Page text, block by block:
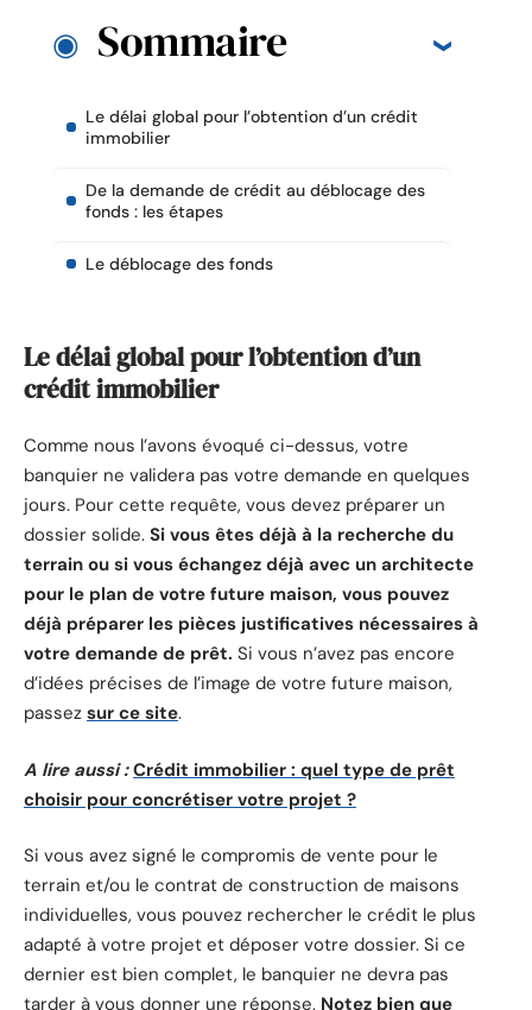
Sommaire
Le délai global pour l’obtention d’un crédit
immobilier
De la demande de crédit au déblocage des
fonds : les étapes
Le déblocage des fonds
Le délai global pour l’obtention d’un
crédit immobilier
Comme nous l’avons évoqué ci-dessus, votre
banquier ne validera pas votre demande en quelques
jours. Pour cette requête, vous devez préparer un
dossier solide. Si vous êtes déjà à la recherche du
terrain ou si vous échangez déjà avec un architecte
pour le plan de votre future maison, vous pouvez
déjà préparer les pièces justificatives nécessaires à
votre demande de prêt. Si vous n’avez pas encore
d’idées précises de l’image de votre future maison,
passez sur ce site.
A lire aussi : Crédit immobilier : quel type de prêt
choisir pour concrétiser votre projet ?
Si vous avez signé le compromis de vente pour le
terrain et/ou le contrat de construction de maisons
individuelles, vous pouvez rechercher le crédit le plus
adapté à votre projet et déposer votre dossier. Si ce
dernier est bien complet, le banquier ne devra pas
tarder à vous donner une réponse. Notez bien que